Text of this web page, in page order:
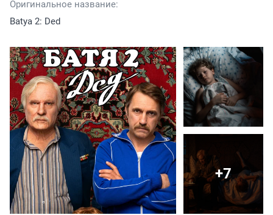
Оригинальное название:
Batya 2: Ded
+7